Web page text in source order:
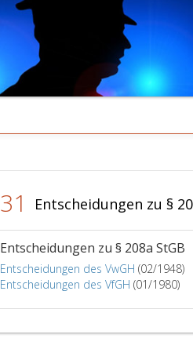
31 Entscheidungen zu §
Entscheidungen zu § 208a StGB
Entscheidungen des VwGH (02/1948)
Entscheidungen des VfGH (01/1980)